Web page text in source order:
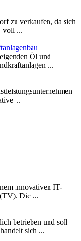
zu verkaufen, da sich
voll ...
Öl und
...
...
innovativen IT-
(TV). Die ...
betrieben und soll
sich ...